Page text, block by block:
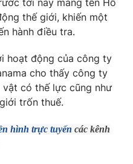
điện tử số 483/GP-BTTTT
Hạnh, Phạm Quốc Thắng,
355 932
tới nay mang tên Hồ
thế giới, khiến một
hành điều tra.
hoạt động của công ty
cho thấy công ty
vật có thế lực cũng như
trốn thuế.
hình trực tuyến các kênh